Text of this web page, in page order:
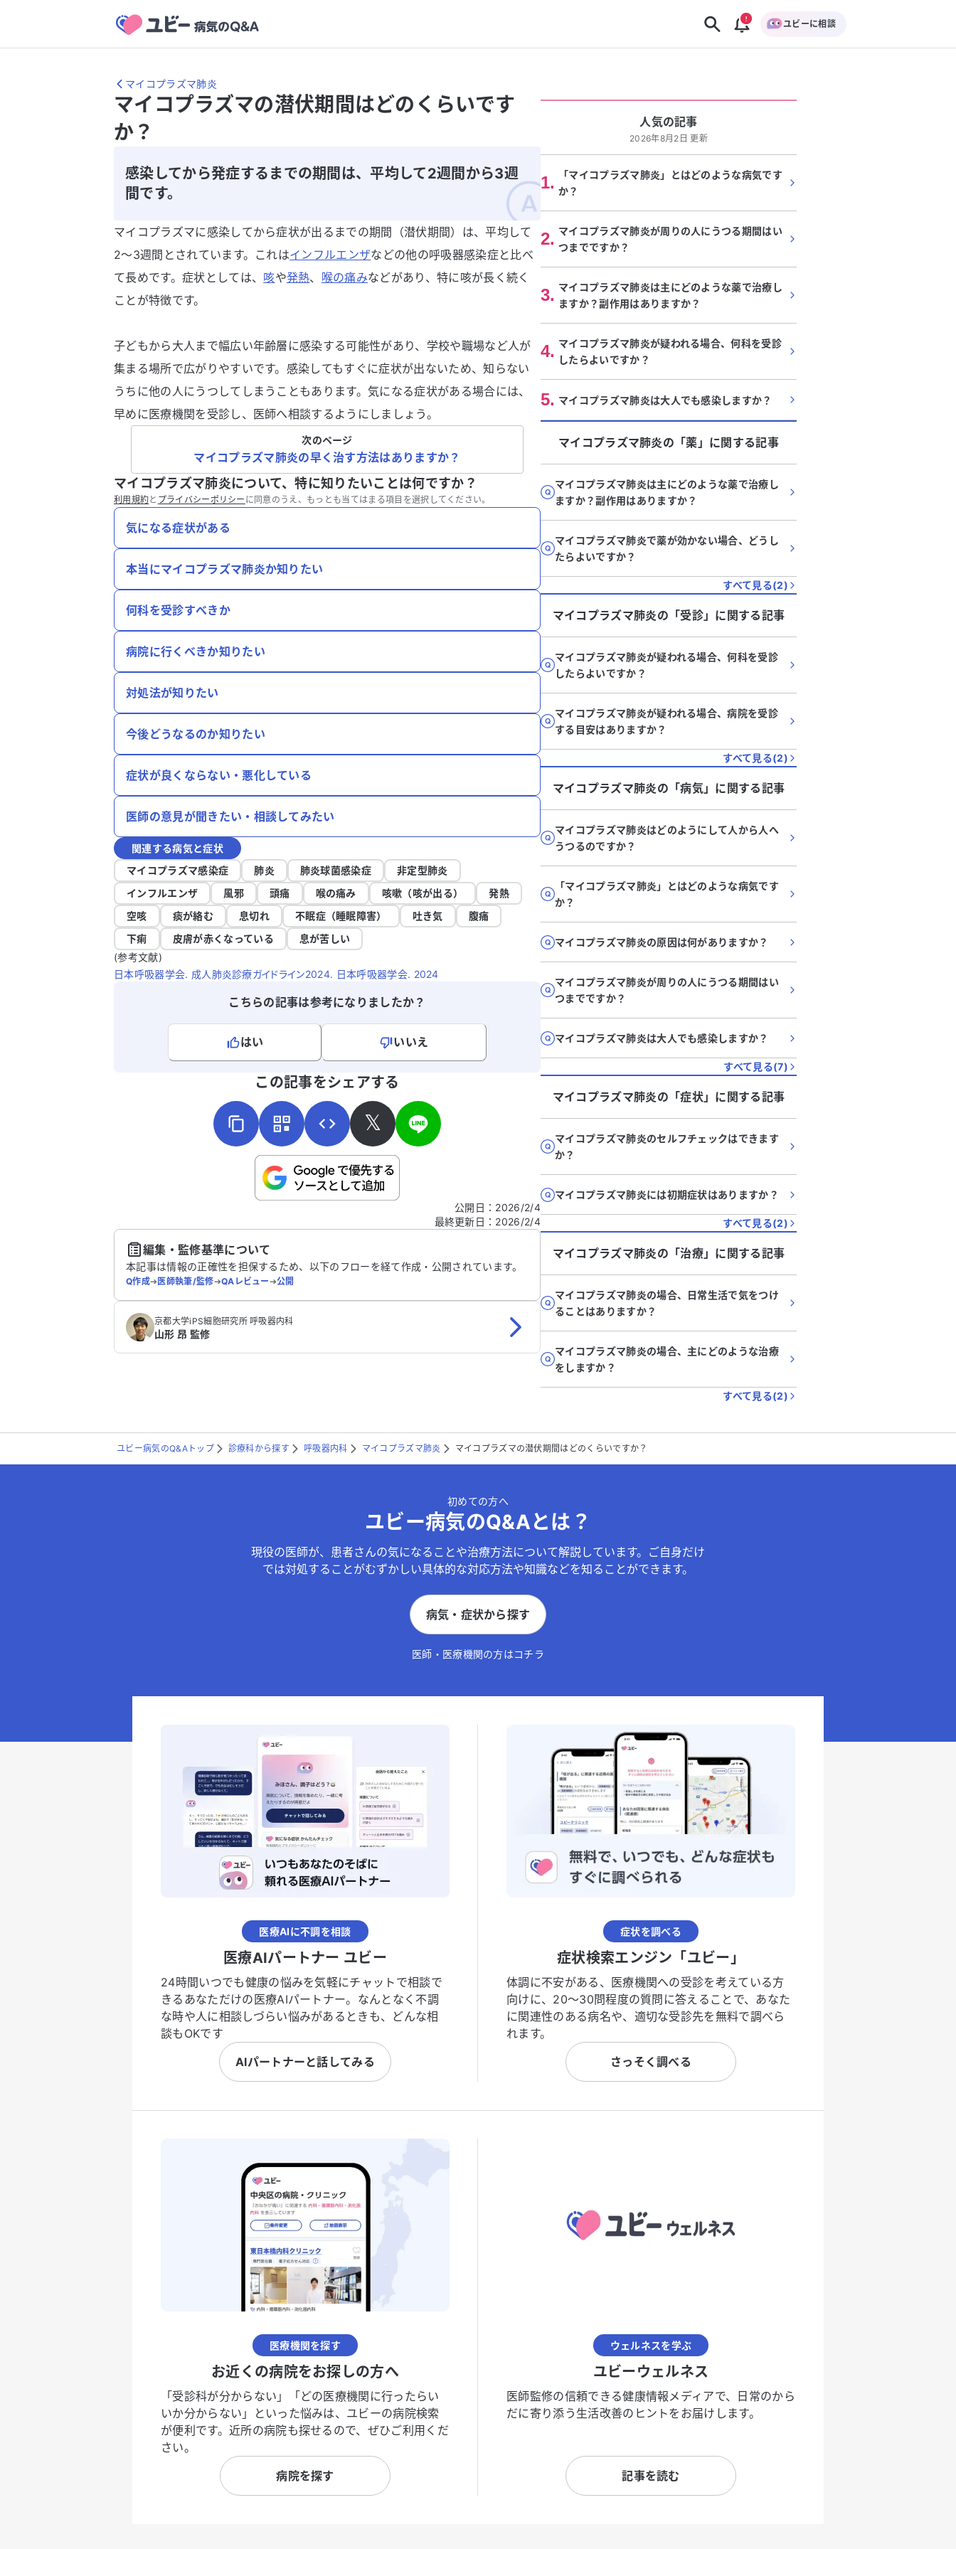
ユビーに相談
マイコプラズマ肺炎
マイコプラズマの潜伏期間はどのくらいです
か？
感染してから発症するまでの期間は、平均して2週間から3週
間です。
マイコプラズマに感染してから症状が出るまでの期間（潜伏期間）は、平均して
2〜3週間とされています。これはインフルエンザなどの他の呼吸器感染症と比べ
て長めです。症状としては、 咳や発熱、 喉の痛みなどがあり、特に咳が長く続く
ことが特徴です。
子どもから大人まで幅広い年齢層に感染する可能性があり、学校や職場など人が
集まる場所で広がりやすいです。感染してもすぐに症状が出ないため、知らない
うちに他の人にうつしてしまうこともあります。気になる症状がある場合には、
早めに医療機関を受診し、医師へ相談するようにしましょう。
次のページ
マイコプラズマ肺炎の早く治す方法はありますか？
マイコプラズマ肺炎について、特に知りたいことは何ですか？
利用規約と プライバシーポリシー に同意のうえ、もっとも当てはまる項目を選択してください。
気になる症状がある
本当にマイコプラズマ肺炎か知りたい
何科を受診すべきか
病院に行くべきか知りたい
対処法が知りたい
今後どうなるのか知りたい
症状が良くならない・悪化している
医師の意見が聞きたい・相談してみたい
関連する病気と症状
マイコプラズマ感染症
肺炎 肺炎球菌感染症
非定型肺炎
インフルエンザ
風邪 頭痛 喉の痛み 咳嗽（咳が出る）
発熱
空咳
痰が絡む 息切れ 不眠症（睡眠障害） 吐き気
腹痛
下痢
皮膚が赤くなっている
息が苦しい
(参考文献)
日本呼吸器学会. 成人肺炎診療ガイドライン2024. 日本呼吸器学会. 2024
こちらの記事は参考になりましたか？
はい
いいえ
こちらは送信専用のフォームです。氏名やご自身の病気の詳細などの個人情報は入れないでくだ
この記事をシェアする
𝕏
公開日 ： 2026/2/4
最終更新日 ： 2026/2/4
編集・監修基準について
本記事は情報の正確性を担保するため、以下のフローを経て作成・公開されています。
Q作成➔医師執筆/監修➔QAレビュー➔公開
京都大学iPS細胞研究所 呼吸器内科
山形 昂 監修
人気の記事
2026年8月2日 更新
1.
「マイコプラズマ肺炎」とはどのような病気です
か？
2. マイコプラズマ肺炎が周りの人にうつる期間はい
つまでですか？
3. マイコプラズマ肺炎は主にどのような薬で治療し
ますか？副作用はありますか？
4. マイコプラズマ肺炎が疑われる場合、何科を受診
したらよいですか？
5. マイコプラズマ肺炎は大人でも感染しますか？
マイコプラズマ肺炎の「薬 」に関する記事
マイコプラズマ肺炎は主にどのような薬で治療し
ますか？副作用はありますか？
マイコプラズマ肺炎で薬が効かない場合、どうし
たらよいですか？
すべて見る(2)
マイコプラズマ肺炎の「受診」に関する記事
マイコプラズマ肺炎が疑われる場合、何科を受診
したらよいですか？
マイコプラズマ肺炎が疑われる場合、病院を受診
する目安はありますか？
すべて見る(2)
マイコプラズマ肺炎の「病気」に関する記事
マイコプラズマ肺炎はどのようにして人から人へ
うつるのですか？
「マイコプラズマ肺炎」とはどのような病気です
か？
マイコプラズマ肺炎の原因は何がありますか？
マイコプラズマ肺炎が周りの人にうつる期間はい
つまでですか？
マイコプラズマ肺炎は大人でも感染しますか？
すべて見る(7)
マイコプラズマ肺炎の「症状」に関する記事
マイコプラズマ肺炎のセルフチェックはできます
か？
マイコプラズマ肺炎には初期症状はありますか？
すべて見る(2)
マイコプラズマ肺炎の「治療」に関する記事
マイコプラズマ肺炎の場合、日常生活で気をつけ
ることはありますか？
マイコプラズマ肺炎の場合、主にどのような治療
をしますか？
すべて見る(2)
ユビー病気のQ&Aトップ 診療科から探す 呼吸器内科 マイコプラズマ肺炎 マイコプラズマの潜伏期間はどのくらいですか？
初めての方へ
ユビー病気のQ&Aとは？
現役の医師が、患者さんの気になることや治療方法について解説しています。ご自身だけ
では対処することがむずかしい具体的な対応方法や知識などを知ることができます。
病気・症状から探す
医師・医療機関の方はコチラ
医療AIに不調を相談
医療AIパートナー ユビー
24時間いつでも健康の悩みを気軽にチャットで相談で
きるあなただけの医療AIパートナー。なんとなく不調
な時や人に相談しづらい悩みがあるときも、どんな相
談もOKです
AIパートナーと話してみる
症状を調べる
症状検索エンジン「ユビー」
体調に不安がある、医療機関への受診を考えている方
向けに、20〜30問程度の質問に答えることで、あなた
に関連性のある病名や、適切な受診先を無料で調べら
れます。
さっそく調べる
医療機関を探す
お近くの病院をお探しの方へ
「受診科が分からない」「どの医療機関に行ったらい
いか分からない」といった悩みは、ユビーの病院検索
が便利です。近所の病院も探せるので、ぜひご利用くだ
さい。
病院を探す
ウェルネスを学ぶ
ユビーウェルネス
医師監修の信頼できる健康情報メディアで、日常のから
だに寄り添う生活改善のヒントをお届けします。
記事を読む